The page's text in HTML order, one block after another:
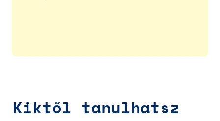
Kiktől tanulhatsz